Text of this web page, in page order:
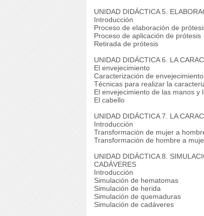
UNIDAD DIDÁCTICA 5.
Introducción
Proceso de elaboración de
Proceso de aplicación de prótesis
Retirada de prótesis
UNIDAD DIDÁCTICA 6. LA
El envejecimiento
Caracterización de
Técnicas para realizar la
El envejecimiento de las manos y
El cabello
UNIDAD DIDÁCTICA 7. LA
Introducción
Transformación de mujer a
Transformación de hombre a
UNIDAD DIDÁCTICA 8.
CADÁVERES
Introducción
Simulación de hematomas
Simulación de herida
Simulación de quemaduras
Simulación de cadáveres